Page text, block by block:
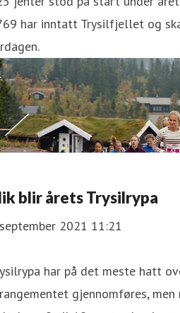
har inntatt Trysilfjellet og
blir årets Trysilrypa
2021 11:21
har på det meste hatt
gjennomføres,